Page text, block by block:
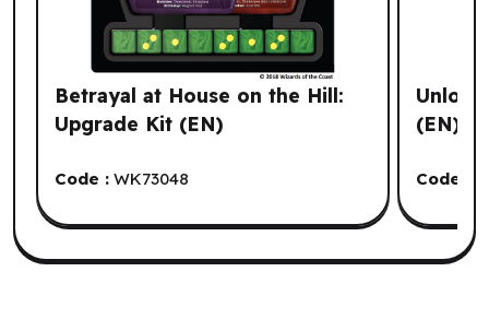
Betrayal at House on the Hill:
Upgrade Kit (EN)
Code : WK73048
(EN)
Code :